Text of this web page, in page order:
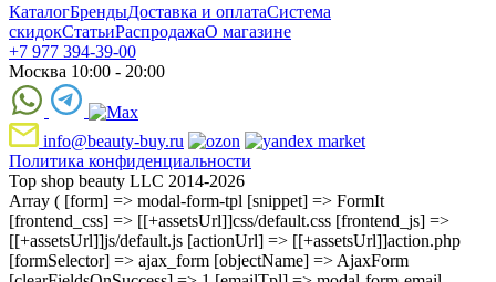
КаталогБрендыДоставка и оплатаСистема
скидокСтатьиРаспродажаО магазине
+7 977 394-39-00
Москва 10:00 - 20:00
info@beauty-buy.ru
Политика конфиденциальности
Top shop beauty LLC 2014-2026
Array ( [form] => modal-form-tpl [snippet] => FormIt
[frontend_css] => [[+assetsUrl]]css/default.css [frontend_js] =>
[[+assetsUrl]]js/default.js [actionUrl] => [[+assetsUrl]]action.php
[formSelector] => ajax_form [objectName] => AjaxForm